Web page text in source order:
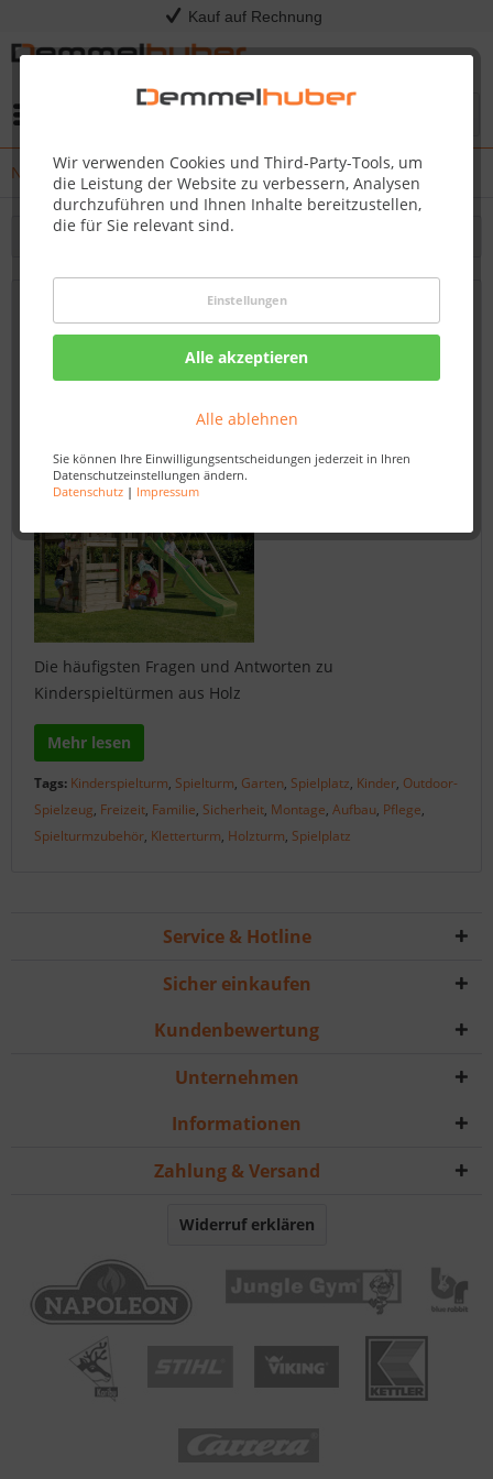
Kauf auf Rechnung
Wir verwenden Cookies und Third-Party-Tools, um
die Leistung der Website zu verbessern, Analysen
durchzuführen und Ihnen Inhalte bereitzustellen,
die für Sie relevant sind.
Einstellungen
Alle akzeptieren
Alle ablehnen
Sie können Ihre Einwilligungsentscheidungen jederzeit in Ihren
Datenschutzeinstellungen ändern.
Datenschutz| Impressum
News
Filtern
FAQ - Kinderspielturm aus Holz für den
eigenen Garten
Von: Nadine Wagner
Die häufigsten Fragen und Antworten zu
Kinderspieltürmen aus Holz
Mehr lesen
Tags: Kinderspielturm, Spielturm, Garten, Spielplatz, Kinder, Outdoor-
Spielzeug, Freizeit, Familie, Sicherheit, Montage, Aufbau, Pflege,
Spielturmzubehör, Kletterturm, Holzturm, Spielplatz
Service & Hotline
Sicher einkaufen
Kundenbewertung
Unternehmen
Informationen
Zahlung & Versand
Widerruf erklären